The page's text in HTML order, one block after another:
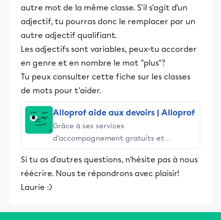
autre mot de la même classe. S'il s'agit d'un
adjectif, tu pourras donc le remplacer par un
autre adjectif qualifiant.
Les adjectifs sont variables, peux-tu accorder
en genre et en nombre le mot "plus"?
Tu peux consulter cette fiche sur les classes
de mots pour t'aider.
Alloprof aide aux devoirs | Alloprof
Grâce à ses services
d’accompagnement gratuits et
stimulants, Alloprof engage les élèves
et leurs parents dans la réussite
éducative.
Si tu as d'autres questions, n'hésite pas à nous
réécrire. Nous te répondrons avec plaisir!
Laurie :)